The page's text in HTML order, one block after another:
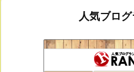
人気ブロ
鑑賞空間・忘れら